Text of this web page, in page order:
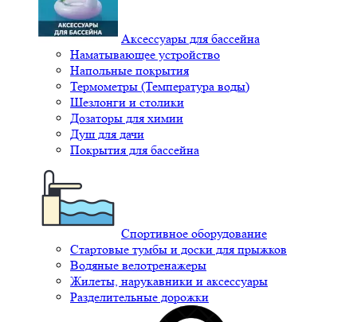
Аксессуары для бассейна
Наматывающее устройство
Напольные покрытия
Термометры (Температура воды)
Шезлонги и столики
Дозаторы для химии
Душ для дачи
Покрытия для бассейна
Спортивное оборудование
Стартовые тумбы и доски для прыжков
Водяные велотренажеры
Жилеты, нарукавники и аксессуары
Разделительные дорожки